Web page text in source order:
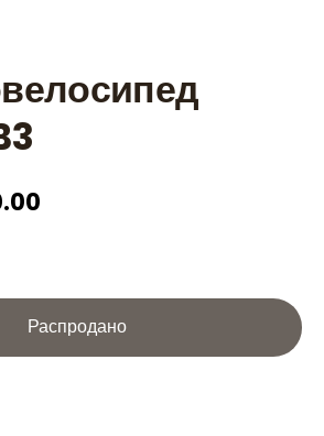
Распродано